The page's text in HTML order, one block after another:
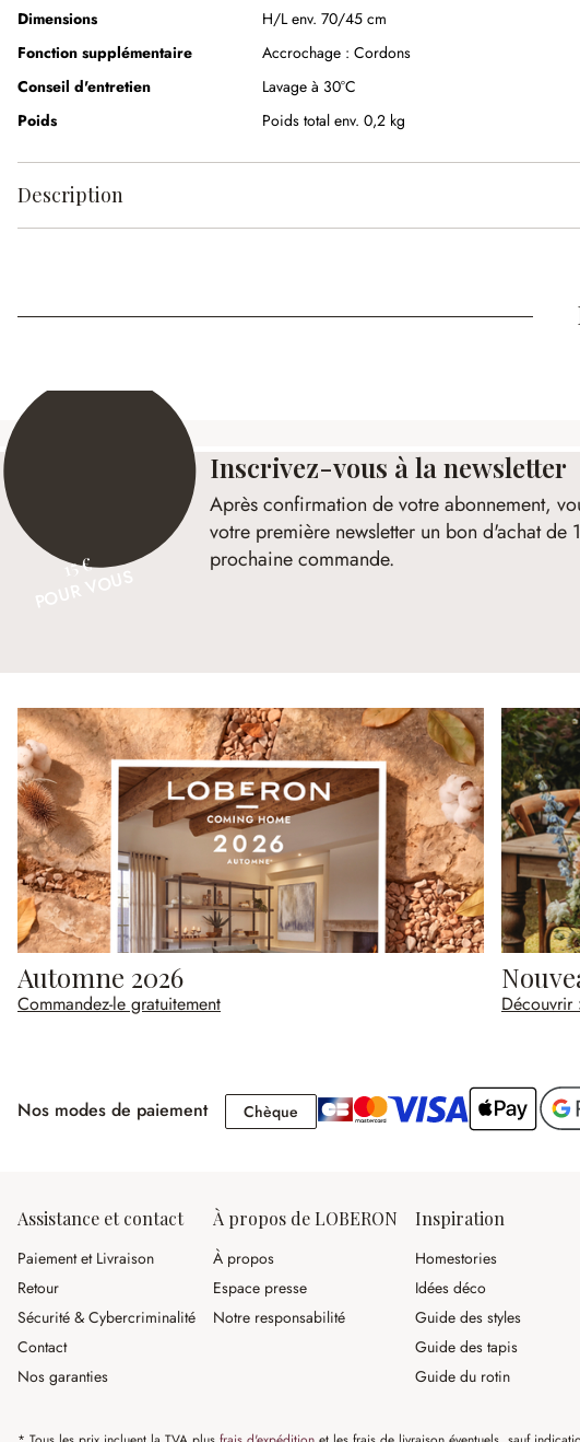
Dimensions
H/L env. 70/45 cm
Fonction supplémentaire
Accrochage : Cordons
Conseil d'entretien
Lavage à 30°C
Poids
Poids total env. 0,2 kg
Description
15 €
Inscrivez-vous à la newsletter
Après confirmation de votre abonnement,
votre première newsletter un bon d'achat de
prochaine commande.
Automne 2026
Commandez-le gratuitement Découvrir
Nos modes de paiement Chèque Chèque
Assistance et contact
Paiement et Livraison
Retour
Sécurité & Cybercriminalité
Contact
Nos garanties
À propos de LOBERON
À propos
Espace presse
Notre responsabilité
Inspiration
Homestories
Idées déco
Guide des styles
Guide des tapis
Guide du rotin